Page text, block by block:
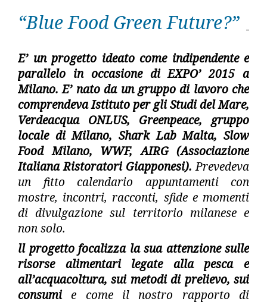
“Blue Food Green Future?”
E’ un progetto ideato come indipendente e
parallelo in occasione di EXPO’ 2015 a
Milano. E’ nato da un gruppo di lavoro che
comprendeva Istituto per gli Studi del Mare,
Verdeacqua ONLUS, Greenpeace, gruppo
locale di Milano, Shark Lab Malta, Slow
Food Milano, WWF, AIRG (Associazione
Italiana Ristoratori Giapponesi). Prevedeva
un fitto calendario appuntamenti con
mostre, incontri, racconti, sfide e momenti
di divulgazione sul territorio milanese e
non solo.
ll progetto focalizza la sua attenzione sulle
risorse alimentari legate alla pesca e
all’acquacoltura, sui metodi di prelievo, sui
consumie come il nostro rapporto di